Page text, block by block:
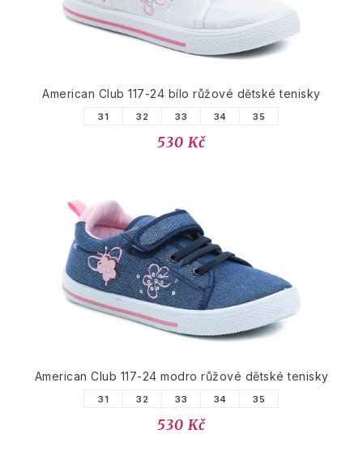
American Club 117-24 bílo růžové dětské tenisky
31 32 33 34 35
530 Kč
American Club 117-24 modro růžové dětské tenisky
31 32 33 34 35
530 Kč